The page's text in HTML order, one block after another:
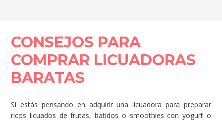
CONSEJOS PARA
COMPRAR LICUADORAS
BARATAS
Si estás pensando en adquirir una licuadora para preparar
ricos licuados de frutas, batidos o smoothies con yogurt o